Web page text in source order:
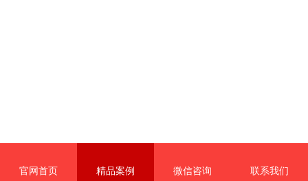
官网首页 精品案例 微信咨询 联系我们